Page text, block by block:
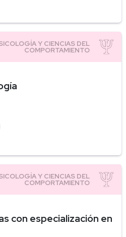
con especialización en